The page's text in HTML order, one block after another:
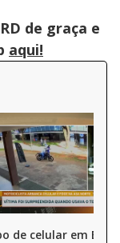
de graça e
aqui!
de celular em